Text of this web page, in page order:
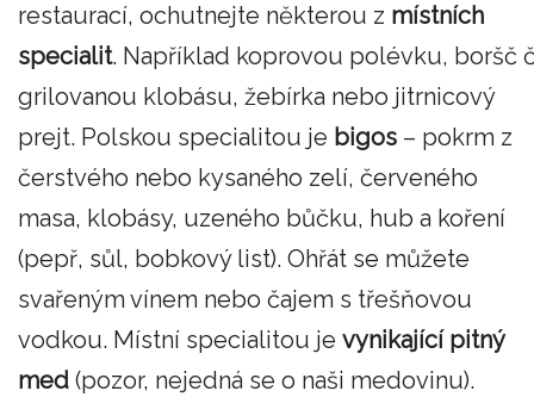
restaurací, ochutnejte některou z místních
specialit. Například koprovou polévku, boršč
grilovanou klobásu, žebírka nebo jitrnicový
prejt. Polskou specialitou je bigos – pokrm z
čerstvého nebo kysaného zelí, červeného
masa, klobásy, uzeného bůčku, hub a koření
(pepř, sůl, bobkový list). Ohřát se můžete
svařeným vínem nebo čajem s třešňovou
vodkou. Místní specialitou je vynikající pitný
med (pozor, nejedná se o naši medovinu).